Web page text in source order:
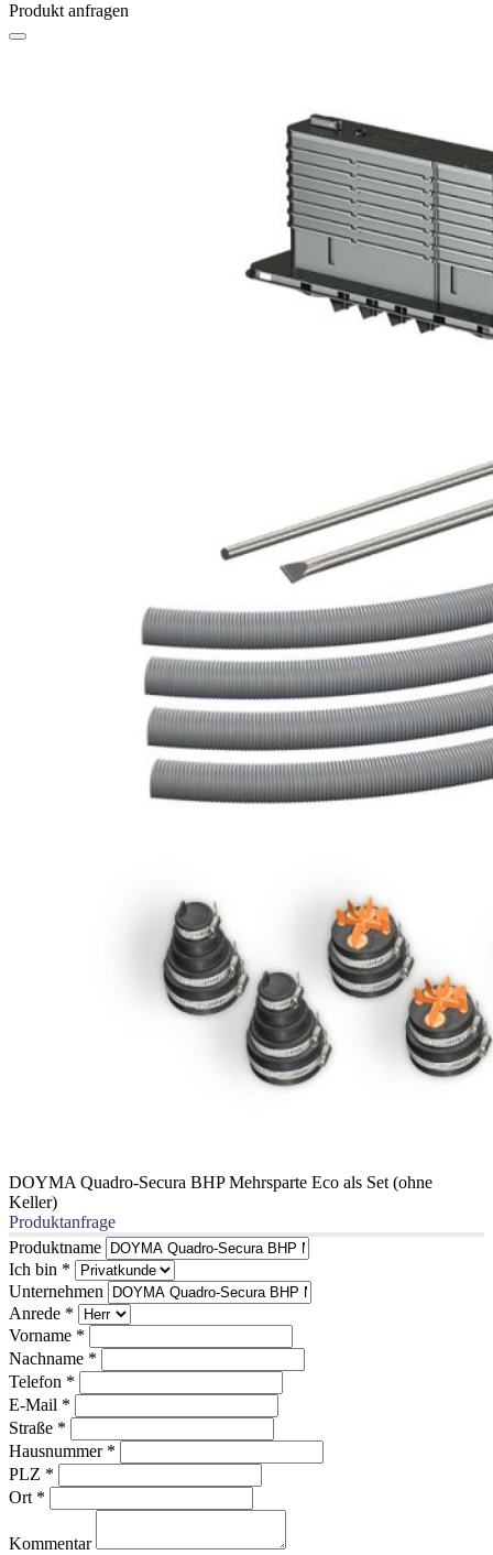
Produkt anfragen
DOYMA Quadro-Secura BHP Mehrsparte Eco als Set (ohne
Keller)
Produktanfrage
Produktname
Ich bin *
Unternehmen
Anrede *
Vorname *
Nachname *
Telefon *
E-Mail *
Straße *
Hausnummer *
PLZ *
Ort *
Kommentar